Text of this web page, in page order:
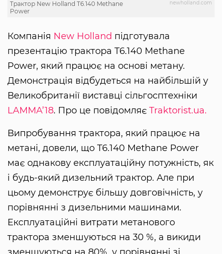
newholland.com
Трактор New Holland T6.140 Methane
Power
Компанія New Holland підготувала
презентацію трактора T6.140 Methane
Power, який працює на основі метану.
Демонстрація відбудеться на найбільшій у
Великобританії виставці сільгосптехніки
LAMMA’18. Про це повідомляє Traktorist.ua.
Випробування трактора, який працює на
метані, довели, що T6.140 Methane Power
має однакову експлуатаційну потужність, як
і будь-який дизельний трактор. Але при
цьому демонструє більшу довговічність, у
порівнянні з дизельними машинами.
Експлуатаційні витрати метанового
трактора зменшуються на 30 %, а викиди
зменшуються на 80%, у порівнянні зі